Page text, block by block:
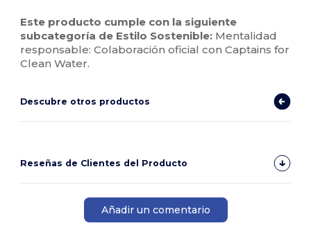
Este producto cumple con la siguiente
subcategoría de Estilo Sostenible: Mentalidad
responsable: Colaboración oficial con Captains for
Clean Water.
Descubre otros productos
Reseñas de Clientes del Producto
Añadir un comentario